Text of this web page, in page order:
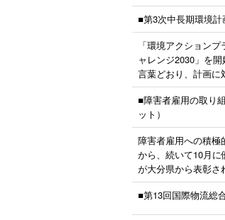
■第3次中長期環境計
「環境アクション
ャレンジ2030」を
言葉どおり、計画に
■障害者雇用の取り
ット）
障害者雇用への積極
から、続いて10月
が大分県から表彰さ
■第13回国際物流総